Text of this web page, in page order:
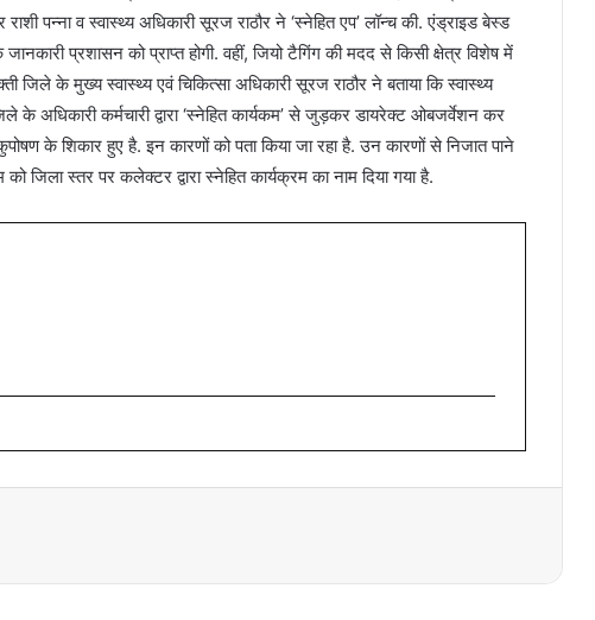
पन्ना व स्वास्थ्य अधिकारी सूरज राठौर ने ‘स्नेहित एप’ लॉन्‍च की. एंड्राइड बेस्ड
प्रशासन को प्राप्त होगी. वहीं, जियो टैगिंग की मदद से किसी क्षेत्र विशेष में
के मुख्य स्वास्थ्य एवं चिकित्सा अधिकारी सूरज राठौर ने बताया कि स्वास्थ्य
के अधिकारी कर्मचारी द्वारा ‘स्नेहित कार्यकम’ से जुड़कर डायरेक्ट ओबजर्वेशन कर
के शिकार हुए है. इन कारणों को पता किया जा रहा है. उन कारणों से निजात पाने
जिला स्तर पर कलेक्टर द्वारा स्नेहित कार्यक्रम का नाम दिया गया है.